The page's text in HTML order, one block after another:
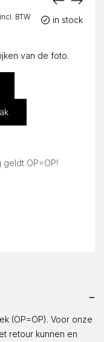
in stock
prijs
incl. BTW
van de foto.
OP=OP!
(OP=OP). Voor onze
retour kunnen en